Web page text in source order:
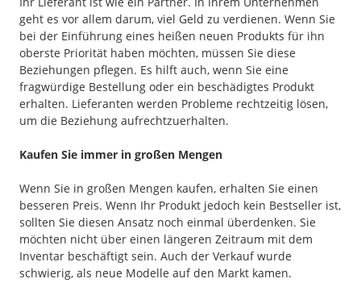
geht es vor allem darum, viel Geld zu verdienen. Wenn Sie
bei der Einführung eines heißen neuen Produkts für ihn
oberste Priorität haben möchten, müssen Sie diese
Beziehungen pflegen. Es hilft auch, wenn Sie eine
fragwürdige Bestellung oder ein beschädigtes Produkt
erhalten. Lieferanten werden Probleme rechtzeitig lösen,
um die Beziehung aufrechtzuerhalten.
Kaufen Sie immer in großen Mengen
Wenn Sie in großen Mengen kaufen, erhalten Sie einen
besseren Preis. Wenn Ihr Produkt jedoch kein Bestseller ist,
sollten Sie diesen Ansatz noch einmal überdenken. Sie
möchten nicht über einen längeren Zeitraum mit dem
Inventar beschäftigt sein. Auch der Verkauf wurde
schwierig, als neue Modelle auf den Markt kamen.